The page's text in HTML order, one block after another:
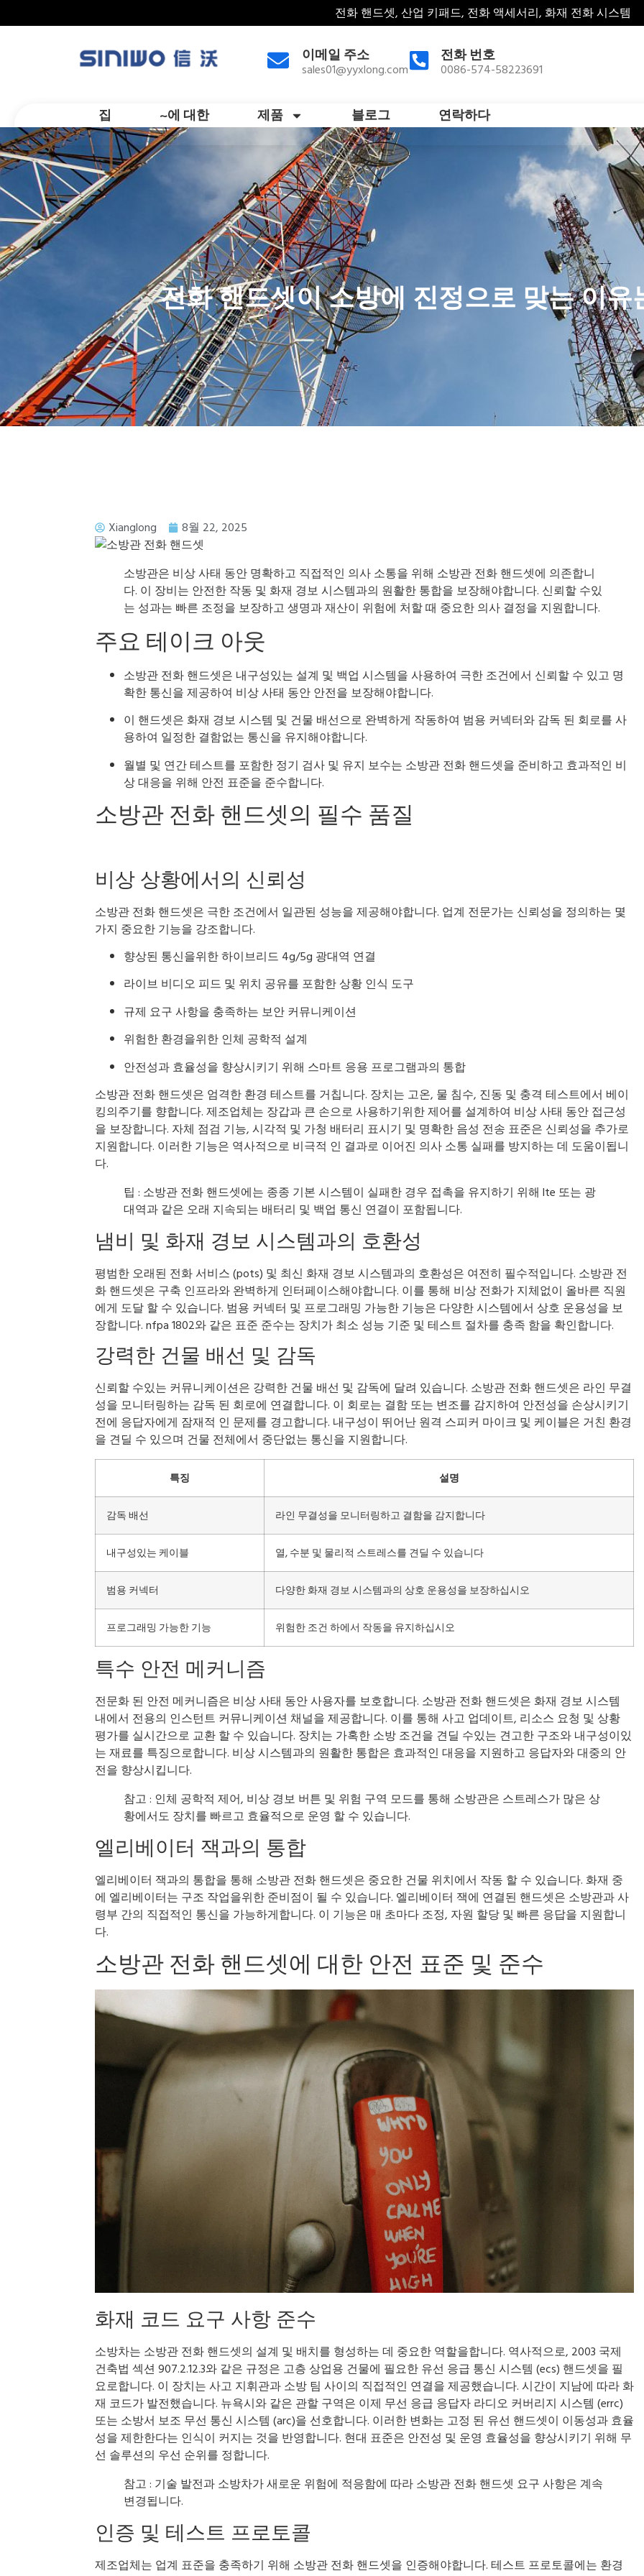
전화 핸드셋, 산업 키패드, 전화 액세서리, 화재 전화 시스템
이메일 주소
sales01@yyxlong.com
전화 번호
0086-574-58223691
집 ~에 대한 제품 블로그 연락하다
전화 핸드셋이 소방에 진정으로 맞는 이유
Xianglong 8월 22, 2025
소방관은 비상 사태 동안 명확하고 직접적인 의사 소통을 위해 소방관 전화 핸드셋에 의존합니
다. 이 장비는 안전한 작동 및 화재 경보 시스템과의 원활한 통합을 보장해야합니다. 신뢰할 수있
는 성과는 빠른 조정을 보장하고 생명과 재산이 위험에 처할 때 중요한 의사 결정을 지원합니다.
주요 테이크 아웃
소방관 전화 핸드셋은 내구성있는 설계 및 백업 시스템을 사용하여 극한 조건에서 신뢰할 수 있고 명
확한 통신을 제공하여 비상 사태 동안 안전을 보장해야합니다.
이 핸드셋은 화재 경보 시스템 및 건물 배선으로 완벽하게 작동하여 범용 커넥터와 감독 된 회로를 사
용하여 일정한 결함없는 통신을 유지해야합니다.
월별 및 연간 테스트를 포함한 정기 검사 및 유지 보수는 소방관 전화 핸드셋을 준비하고 효과적인 비
상 대응을 위해 안전 표준을 준수합니다.
소방관 전화 핸드셋의 필수 품질
비상 상황에서의 신뢰성
소방관 전화 핸드셋은 극한 조건에서 일관된 성능을 제공해야합니다. 업계 전문가는 신뢰성을 정의하는 몇
가지 중요한 기능을 강조합니다.
향상된 통신을위한 하이브리드 4g/5g 광대역 연결
라이브 비디오 피드 및 위치 공유를 포함한 상황 인식 도구
규제 요구 사항을 충족하는 보안 커뮤니케이션
위험한 환경을위한 인체 공학적 설계
안전성과 효율성을 향상시키기 위해 스마트 응용 프로그램과의 통합
소방관 전화 핸드셋은 엄격한 환경 테스트를 거칩니다. 장치는 고온, 물 침수, 진동 및 충격 테스트에서 베이
킹의주기를 향합니다. 제조업체는 장갑과 큰 손으로 사용하기위한 제어를 설계하여 비상 사태 동안 접근성
을 보장합니다. 자체 점검 기능, 시각적 및 가청 배터리 표시기 및 명확한 음성 전송 표준은 신뢰성을 추가로
지원합니다. 이러한 기능은 역사적으로 비극적 인 결과로 이어진 의사 소통 실패를 방지하는 데 도움이됩니
다.
팁 : 소방관 전화 핸드셋에는 종종 기본 시스템이 실패한 경우 접촉을 유지하기 위해 lte 또는 광
대역과 같은 오래 지속되는 배터리 및 백업 통신 연결이 포함됩니다.
냄비 및 화재 경보 시스템과의 호환성
평범한 오래된 전화 서비스 (pots) 및 최신 화재 경보 시스템과의 호환성은 여전히 ​​필수적입니다. 소방관 전
화 핸드셋은 구축 인프라와 완벽하게 인터페이스해야합니다. 이를 통해 비상 전화가 지체없이 올바른 직원
에게 도달 할 수 있습니다. 범용 커넥터 및 프로그래밍 가능한 기능은 다양한 시스템에서 상호 운용성을 보
장합니다. nfpa 1802와 같은 표준 준수는 장치가 최소 성능 기준 및 테스트 절차를 충족 함을 확인합니다.
강력한 건물 배선 및 감독
신뢰할 수있는 커뮤니케이션은 강력한 건물 배선 및 감독에 달려 있습니다. 소방관 전화 핸드셋은 라인 무결
성을 모니터링하는 감독 된 회로에 연결합니다. 이 회로는 결함 또는 변조를 감지하여 안전성을 손상시키기
전에 응답자에게 잠재적 인 문제를 경고합니다. 내구성이 뛰어난 원격 스피커 마이크 및 케이블은 거친 환경
을 견딜 수 있으며 건물 전체에서 중단없는 통신을 지원합니다.
특징 설명
감독 배선 라인 무결성을 모니터링하고 결함을 감지합니다
내구성있는 케이블 열, 수분 및 물리적 스트레스를 견딜 수 있습니다
범용 커넥터 다양한 화재 경보 시스템과의 상호 운용성을 보장하십시오
프로그래밍 가능한 기능 위험한 조건 하에서 작동을 유지하십시오
특수 안전 메커니즘
전문화 된 안전 메커니즘은 비상 사태 동안 사용자를 보호합니다. 소방관 전화 핸드셋은 화재 경보 시스템
내에서 전용의 인스턴트 커뮤니케이션 채널을 제공합니다. 이를 통해 사고 업데이트, 리소스 요청 및 상황
평가를 실시간으로 교환 할 수 있습니다. 장치는 가혹한 소방 조건을 견딜 수있는 견고한 구조와 내구성이있
는 재료를 특징으로합니다. 비상 시스템과의 원활한 통합은 효과적인 대응을 지원하고 응답자와 대중의 안
전을 향상시킵니다.
참고 : 인체 공학적 제어, 비상 경보 버튼 및 위험 구역 모드를 통해 소방관은 스트레스가 많은 상
황에서도 장치를 빠르고 효율적으로 운영 할 수 있습니다.
엘리베이터 잭과의 통합
엘리베이터 잭과의 통합을 통해 소방관 전화 핸드셋은 중요한 건물 위치에서 작동 할 수 있습니다. 화재 중
에 엘리베이터는 구조 작업을위한 준비점이 될 수 있습니다. 엘리베이터 잭에 연결된 핸드셋은 소방관과 사
령부 간의 직접적인 통신을 가능하게합니다. 이 기능은 매 초마다 조정, 자원 할당 및 빠른 응답을 지원합니
다.
소방관 전화 핸드셋에 대한 안전 표준 및 준수
화재 코드 요구 사항 준수
소방차는 소방관 전화 핸드셋의 설계 및 배치를 형성하는 데 중요한 역할을합니다. 역사적으로, 2003 국제
건축법 섹션 907.2.12.3와 같은 규정은 고층 상업용 건물에 필요한 유선 응급 통신 시스템 (ecs) 핸드셋을 필
요로합니다. 이 장치는 사고 지휘관과 소방 팀 사이의 직접적인 연결을 제공했습니다. 시간이 지남에 따라 화
재 코드가 발전했습니다. 뉴욕시와 같은 관할 구역은 이제 무선 응급 응답자 라디오 커버리지 시스템 (errc)
또는 소방서 보조 무선 통신 시스템 (arc)을 선호합니다. 이러한 변화는 고정 된 유선 핸드셋이 이동성과 효율
성을 제한한다는 인식이 커지는 것을 반영합니다. 현대 표준은 안전성 및 운영 효율성을 향상시키기 위해 무
선 솔루션의 우선 순위를 정합니다.
참고 : 기술 발전과 소방차가 새로운 위험에 적응함에 따라 소방관 전화 핸드셋 요구 사항은 계속
변경됩니다.
인증 및 테스트 프로토콜
제조업체는 업계 표준을 충족하기 위해 소방관 전화 핸드셋을 인증해야합니다. 테스트 프로토콜에는 환경